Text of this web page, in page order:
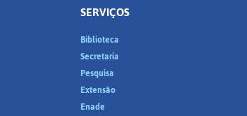
SERVIÇOS
Biblioteca
Secretaria
Pesquisa
Extensão
Enade